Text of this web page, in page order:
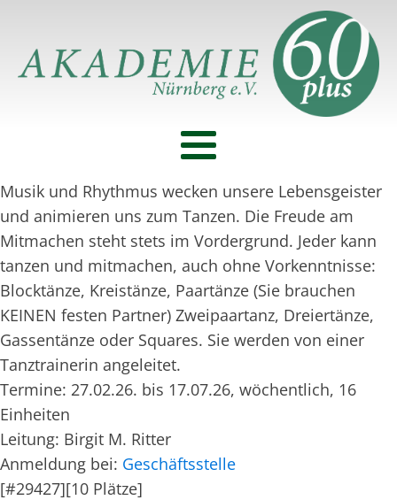
Musik und Rhythmus wecken unsere Lebensgeister
und animieren uns zum Tanzen. Die Freude am
Mitmachen steht stets im Vordergrund. Jeder kann
tanzen und mitmachen, auch ohne Vorkenntnisse:
Blocktänze, Kreistänze, Paartänze (Sie brauchen
KEINEN festen Partner) Zweipaartanz, Dreiertänze,
Gassentänze oder Squares. Sie werden von einer
Tanztrainerin angeleitet.
Termine: 27.02.26. bis 17.07.26, wöchentlich, 16
Einheiten
Leitung: Birgit M. Ritter
Anmeldung bei: Geschäftsstelle
[#29427][10 Plätze]